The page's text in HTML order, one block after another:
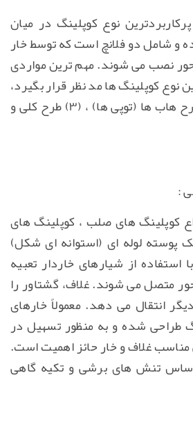
نوع کوپلینگ در میان
و شامل دو فلانچ است که توسط خار
نصب می شوند. مهم ترین مواردی
نوع کوپلینگ ها مد نظر قرار بگیرد،
(۱) طرح پیچ ها ، (۲) طرح هاب ها (توپی ها) ، (۳) طرح کلی و
کوپلینگ های صلب ، کوپلینگ های
پوسته لوله ای (استوانه ای شکل)
از شیارهای خاردار تعبیه
متصل می شوند. غلاف، گشتاور را
انتقال می دهد. معمولاً خارهای
طراحی شده و به منظور تسهیل در
مناسب غلاف و خار حائز اهمیت است.
اساس تنش های برشی و تکیه گاهی